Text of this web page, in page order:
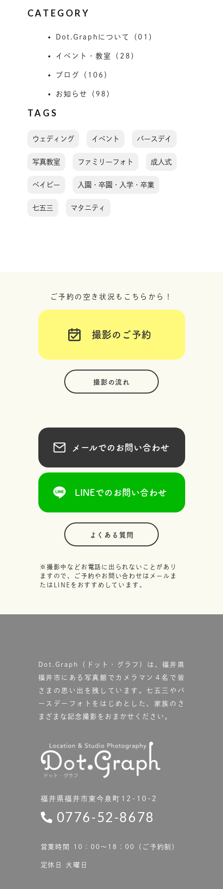
CATEGORY
Dot.Graphについて（01）
イベント・教室（28）
ブログ（106）
お知らせ（98）
TAGS
ウェディング イベント バースデイ
写真教室 ファミリーフォト 成人式
ベイビー 入園・卒園・入学・卒業
七五三 マタニティ
ご予約の空き状況もこちらから！
撮影のご予約
撮影の流れ
メールでのお問い合わせ
LINEでのお問い合わせ
よくある質問
※撮影中などお電話に出られないことがあり
ますので、ご予約やお問い合わせはメールま
たはLINEをおすすめしています。
Dot.Graph（ドット・グラフ）は、福井県
福井市にある写真館で カメラマン４名で皆
さまの思い出を残しています。七五三やバ
ースデーフォトをはじめとした、家族のさ
まざまな記念撮影をおまかせください。
福井県福井市東今泉町12-10-2
0776-52-8678
営業時間 10：00〜18：00（ご予約制）
定休日 火曜日